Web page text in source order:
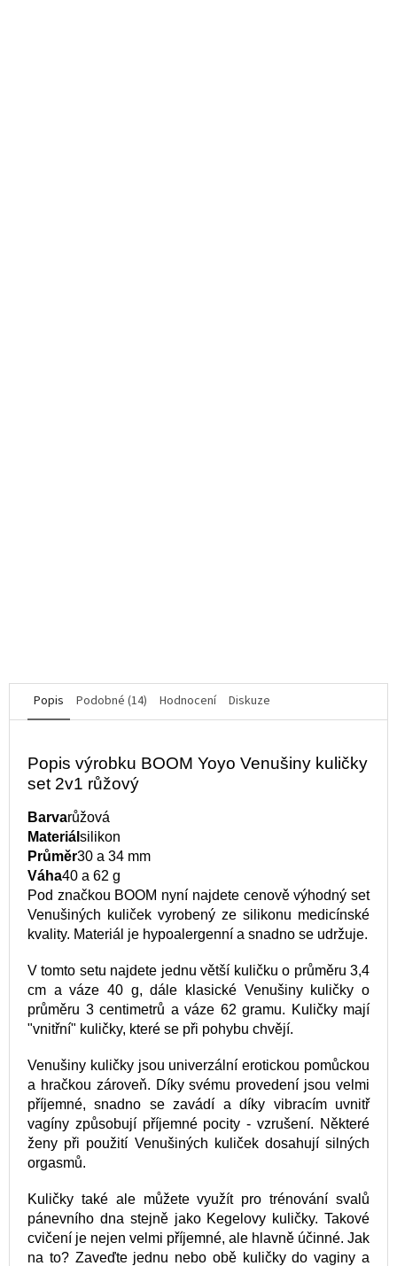
Popis Podobné (14) Hodnocení Diskuze
Popis výrobku BOOM Yoyo Venušiny kuličky
set 2v1 růžový
Barvarůžová
Materiál silikon
Průměr30 a 34 mm
Váha40 a 62 g
Pod značkou BOOM nyní najdete cenově výhodný set
Venušiných kuliček vyrobený ze silikonu medicínské
kvality. Materiál je hypoalergenní a snadno se udržuje.
V tomto setu najdete jednu větší kuličku o průměru 3,4
cm a váze 40 g, dále klasické Venušiny kuličky o
průměru 3 centimetrů a váze 62 gramu. Kuličky mají
"vnitřní" kuličky, které se při pohybu chvějí.
Venušiny kuličky jsou univerzální erotickou pomůckou
a hračkou zároveň. Díky svému provedení jsou velmi
příjemné, snadno se zavádí a díky vibracím uvnitř
vagíny způsobují příjemné pocity - vzrušení. Některé
ženy při použití Venušiných kuliček dosahují silných
orgasmů.
Kuličky také ale můžete využít pro trénování svalů
pánevního dna stejně jako Kegelovy kuličky. Takové
cvičení je nejen velmi příjemné, ale hlavně účinné. Jak
na to? Zaveďte jednu nebo obě kuličky do vaginy a